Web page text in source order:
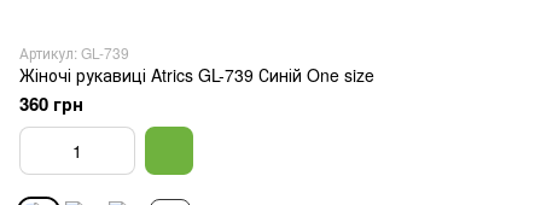
Артикул: GL-739
Жіночі рукавиці Atrics GL-739 Синій One size
360 грн